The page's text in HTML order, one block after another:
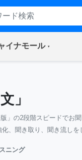
イナモール(current)
」
」の2段階スピードでお聞
、聞き取り、聞き流しを
ニング